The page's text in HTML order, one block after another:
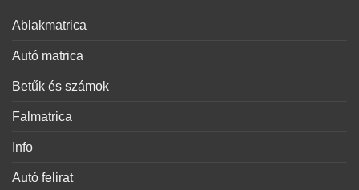
Ablakmatrica
Autó matrica
Betűk és számok
Falmatrica
Info
Autó felirat